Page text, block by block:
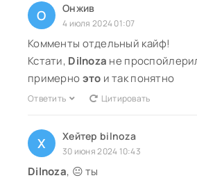
О Онжив
4 июля 2024 01:07
Комменты отдельный кайф!
Кстати, Dilnoza не
примерноэто и так понятно
Ответить Цитировать
Х Хейтер bilnoza
30 июня 2024 10:43
Dilnoza, 😐 ты